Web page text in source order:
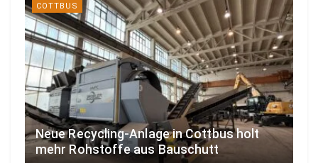
COTTBUS
Neue Recycling-Anlage in Cottbus holt
mehr Rohstoffe aus Bauschutt